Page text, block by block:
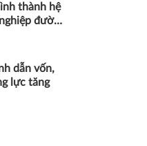
thành hệ
đường
dẫn vốn,
lực tăng